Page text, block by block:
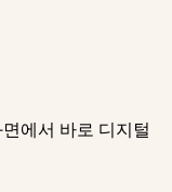
에서 바로 디지털